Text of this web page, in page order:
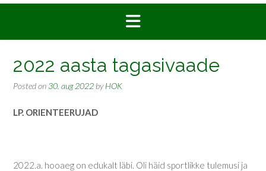
2022 aasta tagasivaade
Posted on 30. aug 2022 byHOK
LP. ORIENTEERUJAD
2022.a. hooaeg on edukalt läbi. Oli häid sportlikke tulemusi ja